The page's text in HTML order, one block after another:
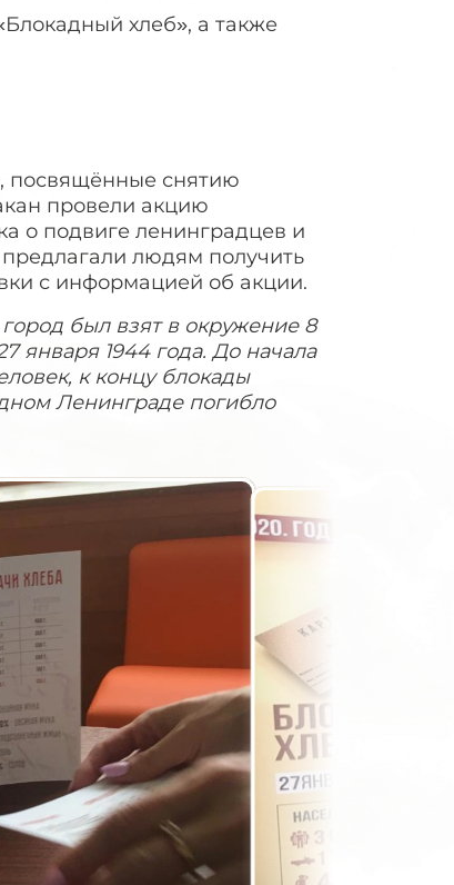
хлеб», а также
посвящённые снятию
провели акцию
о подвиге ленинградцев и
людям получить
с информацией об акции.
был взят в окружение 8
января 1944 года. До начала
к концу блокады
Ленинграде погибло